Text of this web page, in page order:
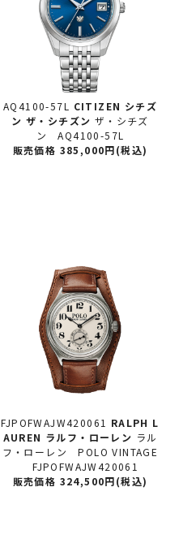
AQ4100-57L
CITIZEN シチズ
ン ザ・シチズン ザ・シチズ
ン AQ4100-57L
販売価格 385,000円(税込)
FJPOFWAJW420061 RALPH L
AUREN ラルフ・ローレン ラル
フ・ローレン POLO VINTAGE
FJPOFWAJW420061
販売価格 324,500円(税込)